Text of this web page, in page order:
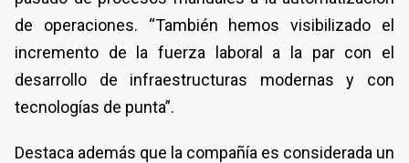
de operaciones. “También hemos visibilizado el
incremento de la fuerza laboral a la par con el
desarrollo de infraestructuras modernas y con
tecnologías de punta”.
Destaca además que la compañía es considerada un